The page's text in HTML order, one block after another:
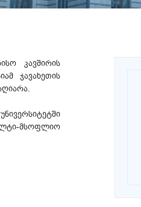
კავშირის
ჯავახეთის
მსოფლიო